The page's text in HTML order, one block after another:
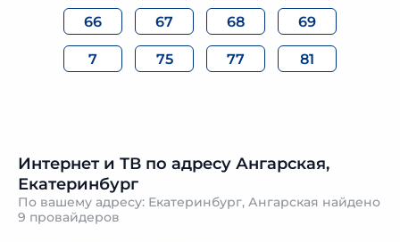
66 67 68 69
7 75 77 81
Интернет и ТВ по адресу Ангарская,
Екатеринбург
По вашему адресу: Екатеринбург, Ангарская найдено
9 провайдеров